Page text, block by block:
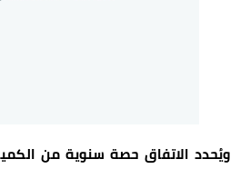
ويُحدد الاتفاق حصة سنوية من